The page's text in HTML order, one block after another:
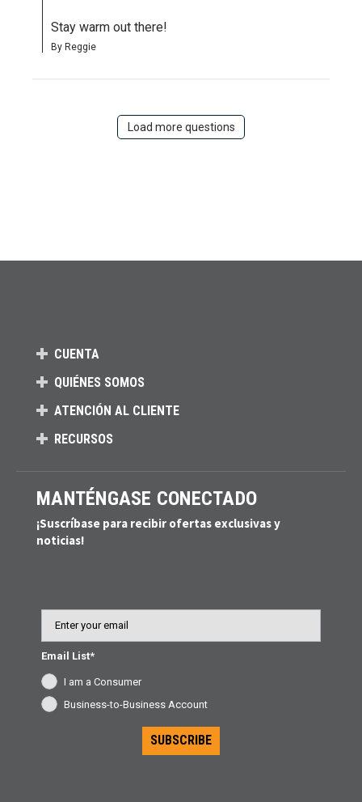
Stay warm out there!
By Reggie
Load more questions
CUENTA
QUIÉNES SOMOS
ATENCIÓN AL CLIENTE
RECURSOS
MANTÉNGASE CONECTADO
¡Suscríbase para recibir ofertas exclusivas y
noticias!
Email List*
I am a Consumer
Business-to-Business Account
SUBSCRIBE